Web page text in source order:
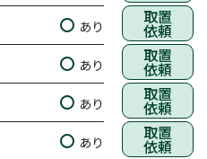
あり 取置
依頼
あり 取置
依頼
あり 取置
依頼
あり 取置
依頼